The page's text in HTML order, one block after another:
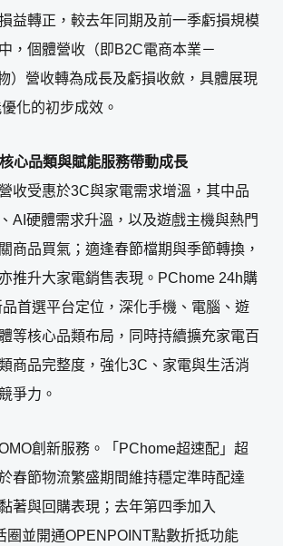
益轉正，較去年同期及前一季虧損規模
，個體營收（即B2C電商本業－
）營收轉為成長及虧損收斂，具體展現
化的初步成效。
心品類與賦能服務帶動成長
收受惠於3C與家電需求增溫，其中品
AI硬體需求升溫，以及遊戲主機與熱門
商品買氣；適逢春節檔期與季節轉換，
推升大家電銷售表現。PChome 24h購
首選平台定位，深化手機、電腦、遊
等核心品類布局，同時持續擴充家電百
商品完整度，強化3C、家電與生活消
爭力。
創新服務。「PChome超速配」超
春節物流繁盛期間維持穩定準時配達
著與回購表現；去年第四季加入
圈並開通OPENPOINT點數折抵功能